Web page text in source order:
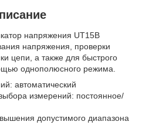
напряжения UT15B
напряжения, проверки
цепи, а также для быстрого
однополюсного режима.
автоматический
измерений: постоянное/
допустимого диапазона